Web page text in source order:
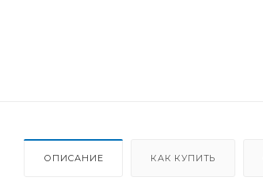
ОПИСАНИЕ КАК КУПИТЬ